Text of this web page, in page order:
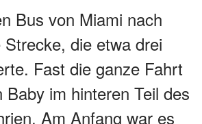
Bus von Miami nach
die etwa drei
Fast die ganze Fahrt
Baby im hinteren Teil des
Am Anfang war es